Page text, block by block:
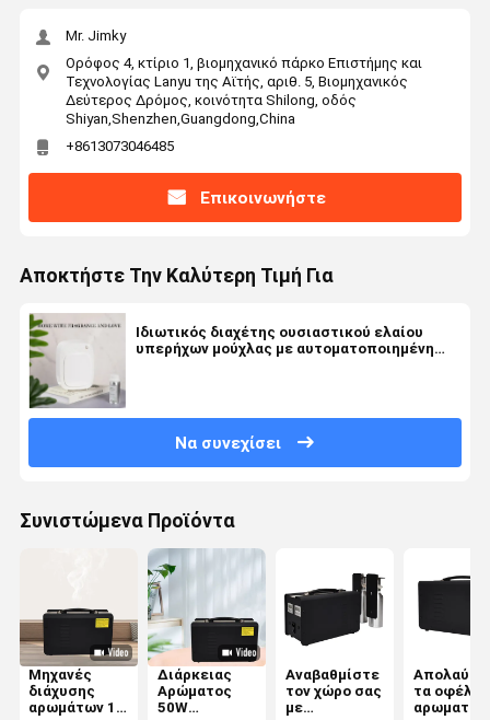
Mr. Jimky
Ορόφος 4, κτίριο 1, βιομηχανικό πάρκο Επιστήμης και
Τεχνολογίας Lanyu της Αϊτής, αριθ. 5, Βιομηχανικός
Δεύτερος Δρόμος, κοινότητα Shilong, οδός
Shiyan,Shenzhen,Guangdong,China
+8613073046485
Επικοινωνήστε
Αποκτήστε Την Καλύτερη Τιμή Για
Ιδιωτικός διαχέτης ουσιαστικού ελαίου
υπερήχων μούχλας με αυτοματοποιημένη
Να συνεχίσει
Συνιστώμενα Προϊόντα
Μηχανές
διάχυσης
αρωμάτων 14
Διάρκειας
Αρώματος
50W
Αναβαθμίστε
τον χώρο σας
με
τα οφέλη